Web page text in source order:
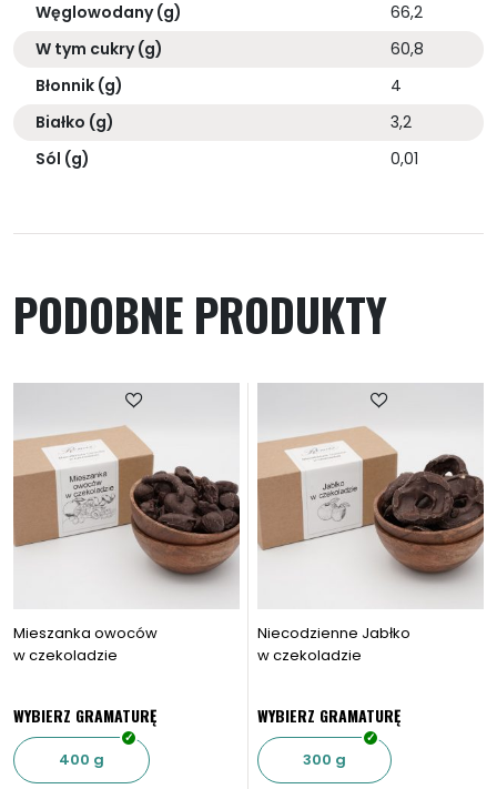
Węglowodany (g)
66,2
W tym cukry (g)
60,8
Błonnik (g)
4
Białko (g)
3,2
Sól (g)
0,01
PODOBNE PRODUKTY
Mieszanka owoców
w czekoladzie
WYBIERZ GRAMATURĘ
400 g
Niecodzienne Jabłko
w czekoladzie
WYBIERZ GRAMATURĘ
300 g